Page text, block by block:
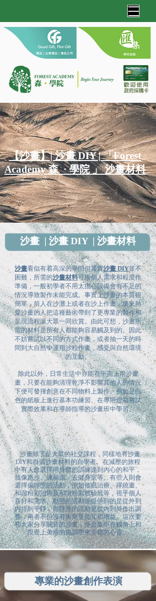
【沙畫】| 沙畫 DIY | 「Forest
Academy 森 · 學院 」 沙畫材料
沙畫看似有着高深的學問但其實沙畫 DIY並不
困難，所需的沙畫材料可接個人需求和程度作
準備，一般初學者不用太擔心設備會有不足的
情況導致製作未能完成。事實上沙畫的本質很
簡單，前人在沙灘上或者在沙上作畫，後來熱
愛沙畫的人把這種藝術帶到了更專業的製作和
呈現流程讓大眾一同欣賞。由此可想，沙畫所
需的材料是所有人都能夠容易觸及到的。因此
不妨嘗試以不同的方式作畫，或者抽一天的時
間到大自然中運用沙粒作畫，感受與自然環境
的互動。
除此以外，日常生活中亦能在平面上用沙畫
畫，只要在能夠清理乾淨不影響其他人的情況
下便可發揮創意在不同物料上製作。例如是白
色的紙板上進行基本功練習、在專用燈箱嘗試
實際效果和在導師指導的沙畫班中學習。
沙畫除了是大眾的社交課程，同樣地有沙畫
DIY和自備沙畫材料的自學者。在減壓的旅程
中有人會選擇用身體的訓練達到內心的和平，
就像跑步、練瑜珈、去健身室等。有些人則會
選擇偏靜態的活動，例如催眠治療、禪繞畫、
和諧粉彩治療及和諧粉彩體驗班等，視乎個人
喜好和需求。動態的活動能提供到的是從外到
內得到平靜，而靜態的活動是從內到外作出調
整，兩者不但沒有衝突更能互相增益。這次要
和大家分享關於的沙畫，便是集中在觸角上和
視覺上美感的協調帶來安穩的心靈。
沙畫 | 沙畫 DIY | 沙畫材料
專業的沙畫創作表演